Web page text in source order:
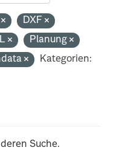
DXF
Planung
Kategorien:
Suche.